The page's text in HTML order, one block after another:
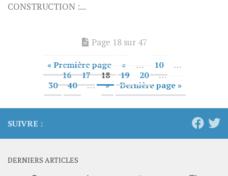
CONSTRUCTION :...
Page 18 sur 47
« Première page « … 10
…
16
17 18 19 20
…
30
40 … » Dernière page »
SUIVRE :
DERNIERS ARTICLES